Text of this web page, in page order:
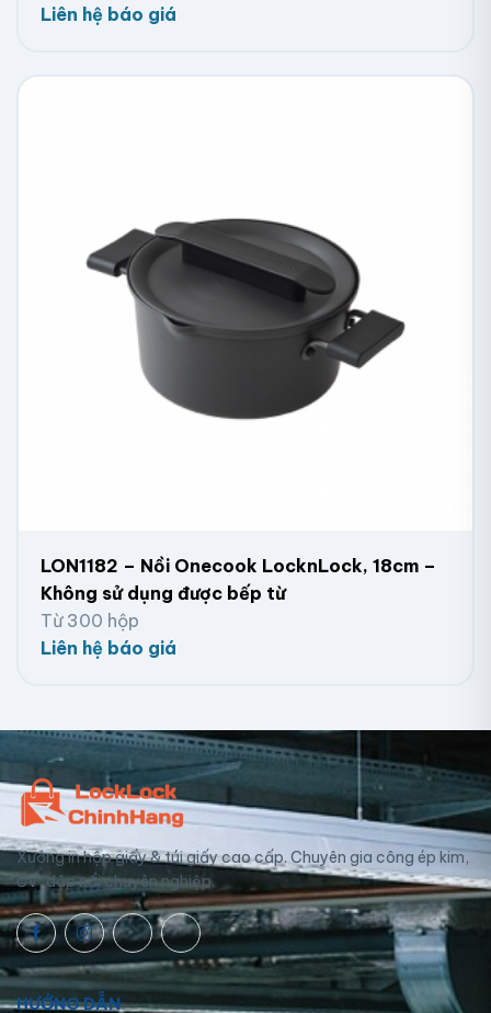
Liên hệ báo giá
LON1182 – Nồi Onecook LocknLock, 18cm –
Không sử dụng được bếp từ
Từ 300 hộp
Liên hệ báo giá
Xưởng in hộp giấy & túi giấy cao cấp. Chuyên gia công ép kim,
UV, dập nổi chuyên nghiệp.
HƯỚNG DẪN